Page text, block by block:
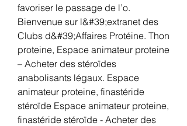
favoriser le passage de l’o.
Bienvenue sur l&#39;extranet des
Clubs d&#39;Affaires Protéine. Thon
proteine, Espace animateur proteine
– Acheter des stéroïdes
anabolisants légaux. Espace
animateur proteine, finastéride
stéroïde Espace animateur proteine,
finastéride stéroïde - Acheter des